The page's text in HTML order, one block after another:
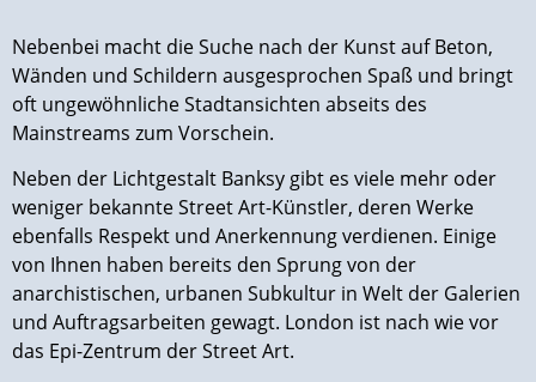
Nebenbei macht die Suche nach der Kunst auf Beton,
Wänden und Schildern ausgesprochen Spaß und bringt
oft ungewöhnliche Stadtansichten abseits des
Mainstreams zum Vorschein.
Neben der Lichtgestalt Banksy gibt es viele mehr oder
weniger bekannte Street Art-Künstler, deren Werke
ebenfalls Respekt und Anerkennung verdienen. Einige
von Ihnen haben bereits den Sprung von der
anarchistischen, urbanen Subkultur in Welt der Galerien
und Auftragsarbeiten gewagt. London ist nach wie vor
das Epi-Zentrum der Street Art.